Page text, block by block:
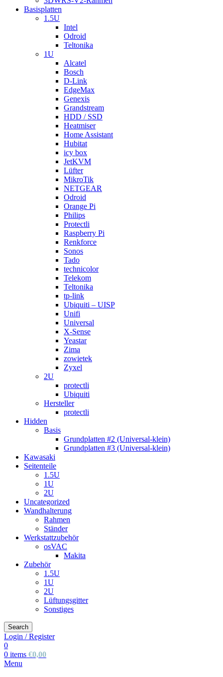
Basisplatten
1.5U
Intel
Odroid
Teltonika
1U
Alcatel
Bosch
D-Link
EdgeMax
Genexis
Grandstream
HDD / SSD
Heatmiser
Home Assistant
Hubitat
icy box
JetKVM
Lüfter
MikroTik
NETGEAR
Odroid
Orange Pi
Philips
Protectli
Raspberry Pi
Renkforce
Sonos
Tado
technicolor
Telekom
Teltonika
tp-link
Ubiquiti – UISP
Unifi
Universal
X-Sense
Yeastar
Zima
zowietek
Zyxel
2U
protectli
Ubiquiti
Hersteller
protectli
Hidden
Basis
Grundplatten #2 (Universal-klein)
Grundplatten #3 (Universal-klein)
Kawasaki
Seitenteile
1.5U
1U
2U
Uncategorized
Wandhalterung
Rahmen
Ständer
Werkstattzubehör
osVAC
Makita
Zubehör
1.5U
1U
2U
Lüftungsgitter
Sonstiges
Search
Login / Register
0
0 items €0,00
Menu